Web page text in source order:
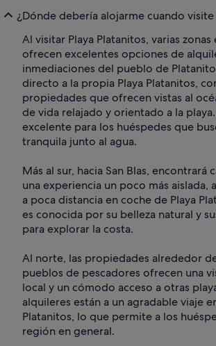
¿Dónde debería alojarme cuando visite
Al visitar Playa Platanitos, varias
ofrecen excelentes opciones de
inmediaciones del pueblo de
directo a la propia Playa Platanitos,
propiedades que ofrecen vistas al
de vida relajado y orientado a la playa.
excelente para los huéspedes que
tranquila junto al agua.
Más al sur, hacia San Blas, encontrará
una experiencia un poco más aislada,
a poca distancia en coche de Playa
es conocida por su belleza natural y
para explorar la costa.
Al norte, las propiedades alrededor
pueblos de pescadores ofrecen una
local y un cómodo acceso a otras
alquileres están a un agradable viaje
Platanitos, lo que permite a los
región en general.